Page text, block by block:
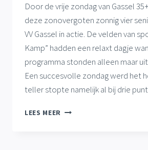
Door de vrije zondag van Gassel
deze zonovergoten zonnig vier
VV Gassel in actie. De velden van
Kamp” hadden een relaxt dagje
programma stonden alleen maar
Een succesvolle zondag werd het
teller stopte namelijk al bij drie
LEES MEER GASSEL